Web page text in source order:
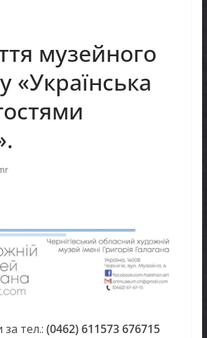
музейного
«Українська
за тел.:(0462) 611573676715